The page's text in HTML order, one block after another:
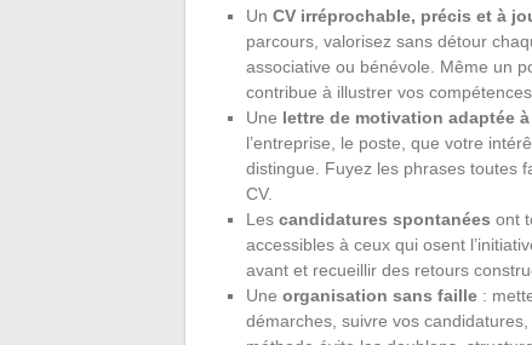
Un CV irréprochable, précis et à
parcours, valorisez sans détour
associative ou bénévole. Même un
contribue à illustrer vos compétences.
Une lettre de motivation adaptée
l’entreprise, le poste, que votre
distingue. Fuyez les phrases toutes
CV.
Les candidatures spontanées ont
accessibles à ceux qui osent
avant et recueillir des retours
Une organisation sans faille :
démarches, suivre vos